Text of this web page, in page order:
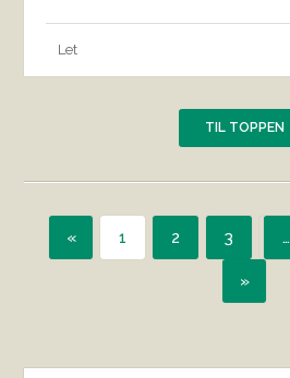
Let
TIL TOPPEN
« 1 2 3 …
»